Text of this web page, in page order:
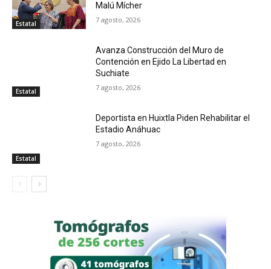
Estatal
Malú Mícher
7 agosto, 2026
Estatal
Avanza Construcción del Muro de
Contención en Ejido La Libertad en
Suchiate
7 agosto, 2026
Estatal
Deportista en Huixtla Piden Rehabilitar el
Estadio Anáhuac
7 agosto, 2026